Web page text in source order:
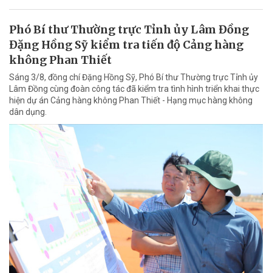
Phó Bí thư Thường trực Tỉnh ủy Lâm Đồng
Đặng Hồng Sỹ kiểm tra tiến độ Cảng hàng
không Phan Thiết
Sáng 3/8, đồng chí Đặng Hồng Sỹ, Phó Bí thư Thường trực Tỉnh ủy
Lâm Đồng cùng đoàn công tác đã kiểm tra tình hình triển khai thực
hiện dự án Cảng hàng không Phan Thiết - Hạng mục hàng không
dân dụng.